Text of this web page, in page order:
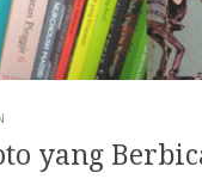
yang